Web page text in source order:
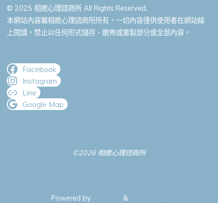
© 2025 相癒心理諮商所 All Rights Reserved.
本網站內容屬相癒心理諮商所所有，一切內容僅供使用者在網站線
上閱讀，禁止以任何形式儲存、散佈或重製部分或全部內容。
Facebook
Instagram
Line
Google Map
©2026 相癒心理諮商所
Powered byBravada & .